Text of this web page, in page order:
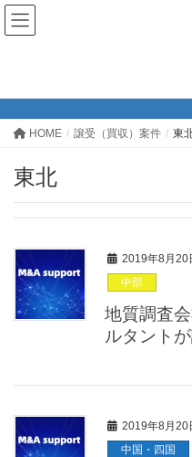
HOME 譲受（買収）案件 東
東北
2019年8月20
中部
地質調査
ルタント
2019年8月20
中国・四国